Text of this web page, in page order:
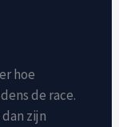
hoe
de race.
zijn